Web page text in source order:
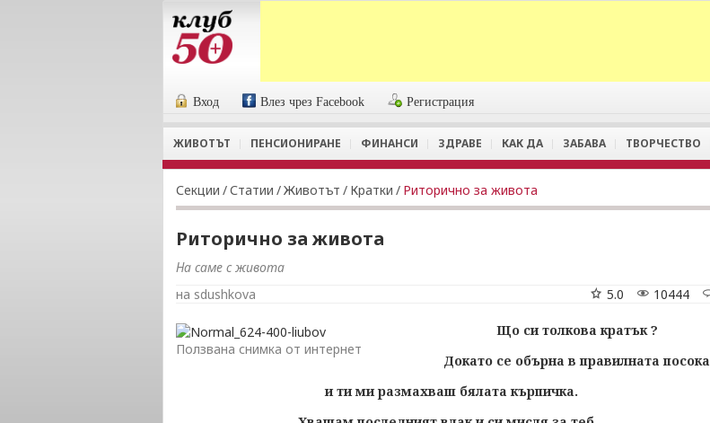
Вход Влез чрез Facebook Регистрация
ЖИВОТЪТ ПЕНСИОНИРАНЕ ФИНАНСИ ЗДРАВЕ КАК ДА ЗАБАВА ТВОРЧЕСТВО
Секции /Статии /Животът / Кратки / Риторично за живота
Риторично за живота
На саме с живота
на sdushkova
10444
5.0
Ползвана снимка от интернет
Що си толкова кратък ?
Докато се обърна в правилната посока
и ти ми размахваш бялата кърпичка.